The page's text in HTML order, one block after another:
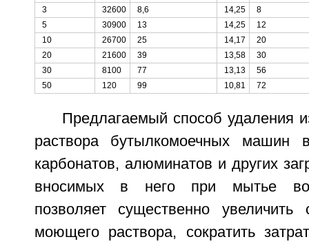
3 32600 8,6 14,25
8
5
30900 13 14,25
12
10
26700 25 14,17
20
20
21600 39 13,58
30
30
8100 77 13,13
56
50
120 99 10,81 72
Предлагаемый способ удаления
раствора бутылкомоечных машин
карбонатов, алюминатов и других
вносимых в него при мытье
позволяет существенно увеличить
моющего раствора, сократить